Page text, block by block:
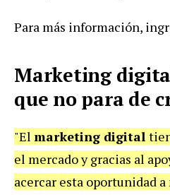
Para más información,
Marketing
que no para de
"El marketing digital
el mercado y gracias al
acercar esta oportunidad